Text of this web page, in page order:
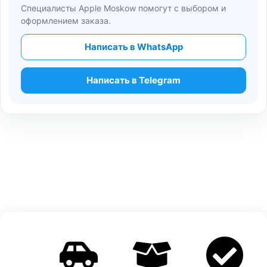
Специалисты Apple Moskow помогут с выбором и
оформлением заказа.
Написать в WhatsApp
Написать в Telegram